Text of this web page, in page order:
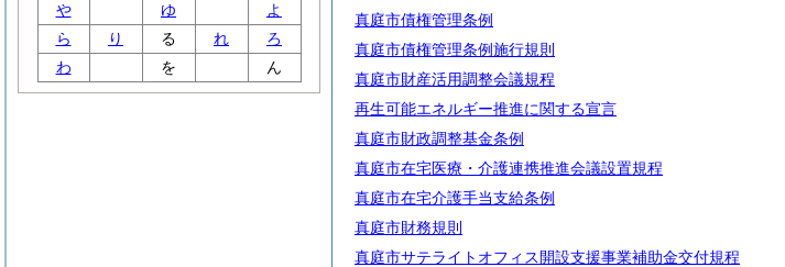
真庭市債権管理条例
真庭市債権管理条例施行規則
真庭市財産活用調整会議規程
再生可能エネルギー推進に関する宣言
真庭市財政調整基金条例
真庭市在宅医療・介護連携推進会議設置規程
真庭市在宅介護手当支給条例
真庭市財務規則
真庭市サテライトオフィス開設支援事業補助金交付規程
や
ゆ
よ
ら
り る れ
ろ
わ
を ん